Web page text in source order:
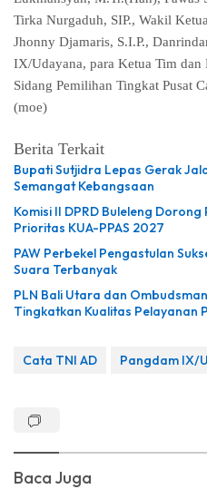
Tirka Nurgaduh, SIP., Wakil
Jhonny Djamaris, S.I.P.,
IX/Udayana, para Ketua Tim dan
Sidang Pemilihan Tingkat Pusat
(moe)
Berita Terkait
Bupati Sutjidra Lepas Gerak
Semangat Kebangsaan
Komisi II DPRD Buleleng
Prioritas KUA-PPAS 2027
PAW Perbekel Pengastulan
Suara Terbanyak
PLN Bali Utara dan
Tingkatkan Kualitas Pelayanan
Cata TNI AD Pangdam IX/
Baca Juga